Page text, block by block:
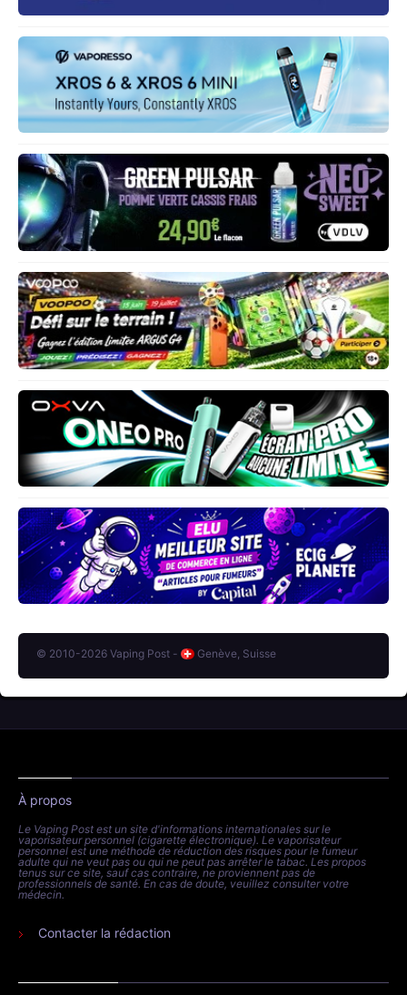
© 2010-2026 Vaping Post - Genève, Suisse
À propos
Le Vaping Post est un site d'informations internationales sur le
vaporisateur personnel (cigarette électronique). Le vaporisateur
personnel est une méthode de réduction des risques pour le fumeur
adulte qui ne veut pas ou qui ne peut pas arrêter le tabac. Les propos
tenus sur ce site, sauf cas contraire, ne proviennent pas de
professionnels de santé. En cas de doute, veuillez consulter votre
médecin.
Contacter la rédaction